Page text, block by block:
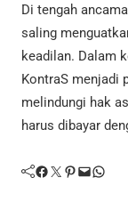
Di tengah
saling
keadilan. Dalam
KontraS menjadi
melindungi hak
harus dibayar
Facebook Twitter Pinterest Mail WhatsApp